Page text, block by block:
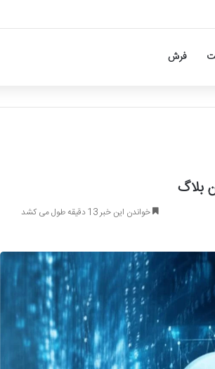
فرش
بلاگ
خواندن این خبر 13 دقیقه طول می کشد